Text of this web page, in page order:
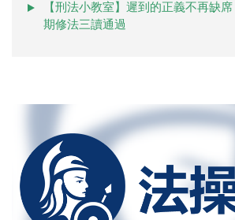
【刑法小教室】遲到的正義不再缺
期修法三讀通過